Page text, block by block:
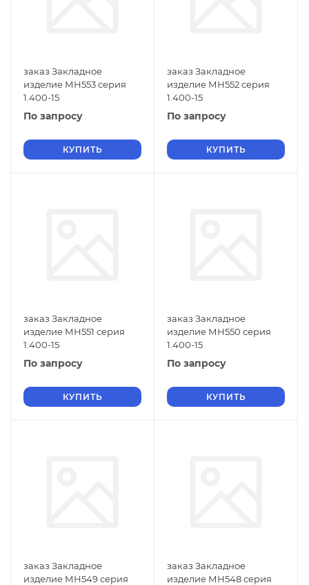
заказ Закладное
изделие МН553 серия
1.400-15
По запросу
КУПИТЬ
заказ Закладное
изделие МН552 серия
1.400-15
По запросу
КУПИТЬ
заказ Закладное
изделие МН551 серия
1.400-15
По запросу
КУПИТЬ
заказ Закладное
изделие МН550 серия
1.400-15
По запросу
КУПИТЬ
заказ Закладное
изделие МН549 серия
заказ Закладное
изделие МН548 серия